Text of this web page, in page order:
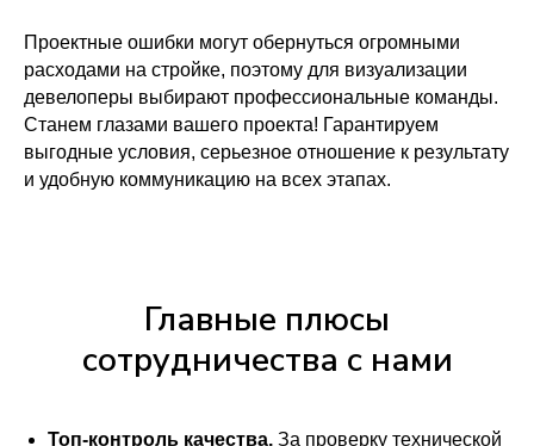
Проектные ошибки могут обернуться огромными
расходами на стройке, поэтому для визуализации
девелоперы выбирают профессиональные команды.
Станем глазами вашего проекта! Гарантируем
выгодные условия, серьезное отношение к результату
и удобную коммуникацию на всех этапах.
Главные плюсы
сотрудничества с нами
Топ-контроль качества. За проверку технической